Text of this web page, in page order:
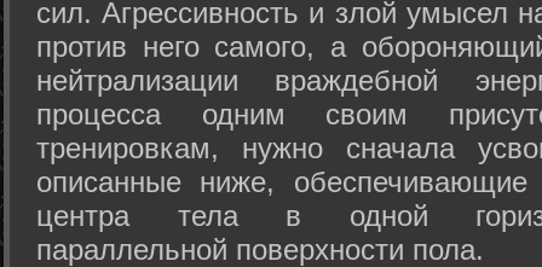
сил. Агрессивность и злой умысел
против него самого, а
нейтрализации враждебной
процесса одним своим
тренировкам, нужно сначала
описанные ниже, обеспечивающие
центра тела в одной
параллельной поверхности пола.